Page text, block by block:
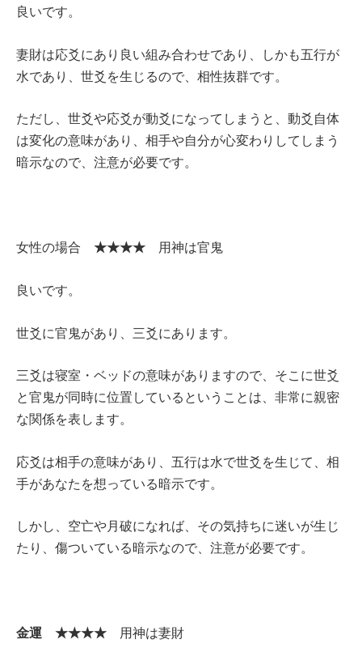
良いです。
妻財は応爻にあり良い組み合わせであり、しかも五行が
水であり、世爻を生じるので、相性抜群です。
ただし、世爻や応爻が動爻になってしまうと、動爻自体
は変化の意味があり、相手や自分が心変わりしてしまう
暗示なので、注意が必要です。
女性の場合 ★★★★ 用神は官鬼
良いです。
世爻に官鬼があり、三爻にあります。
三爻は寝室・ベッドの意味がありますので、そこに世爻
と官鬼が同時に位置しているということは、非常に親密
な関係を表します。
応爻は相手の意味があり、五行は水で世爻を生じて、相
手があなたを想っている暗示です。
しかし、空亡や月破になれば、その気持ちに迷いが生じ
たり、傷ついている暗示なので、注意が必要です。
金運 ★★★★ 用神は妻財